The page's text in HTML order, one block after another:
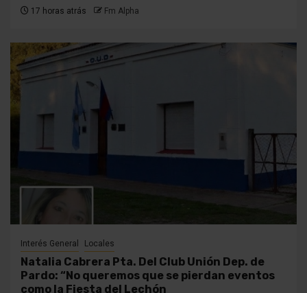
17 horas atrás Fm Alpha
Interés General Locales
Natalia Cabrera Pta. Del Club Unión Dep. de
Pardo: “No queremos que se pierdan eventos
como la Fiesta del Lechón